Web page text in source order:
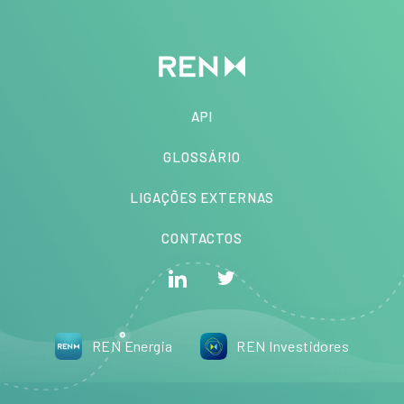
API
GLOSSÁRIO
LIGAÇÕES EXTERNAS
CONTACTOS
REN Energia REN Investidores